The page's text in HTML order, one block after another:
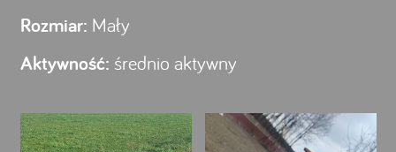
Rozmiar: Mały
Aktywność: średnio aktywny